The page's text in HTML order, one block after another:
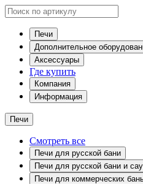
Печи
Дополнительное
Аксессуары
Где купить
Компания
Информация
Печи
Смотреть все
Печи для русской бани
Печи для русской бани и
Печи для коммерческих